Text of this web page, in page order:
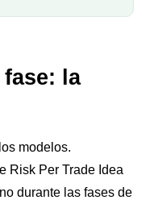
la
modelos.
Risk Per Trade Idea
durante las fases de